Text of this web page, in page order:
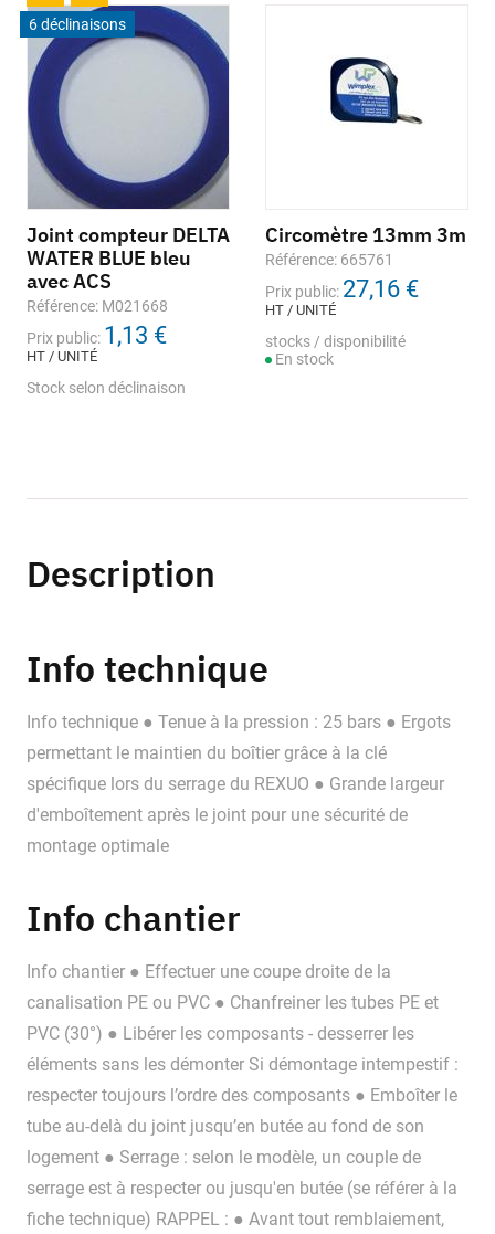
6 déclinaisons
Joint compteur DELTA
WATER BLUE bleu
avec ACS
Référence: M021668
Prix public: 1,13 €
HT / UNITÉ
Stock selon déclinaison
Circomètre 13mm 3m
Référence: 665761
Prix public: 27,16 €
HT / UNITÉ
stocks / disponibilité
En stock
Description
Info technique
Info technique ● Tenue à la pression : 25 bars ● Ergots
permettant le maintien du boîtier grâce à la clé
spécifique lors du serrage du REXUO ● Grande largeur
d'emboîtement après le joint pour une sécurité de
montage optimale
Info chantier
Info chantier ● Effectuer une coupe droite de la
canalisation PE ou PVC ● Chanfreiner les tubes PE et
PVC (30°) ● Libérer les composants - desserrer les
éléments sans les démonter Si démontage intempestif :
respecter toujours l’ordre des composants ● Emboîter le
tube au-delà du joint jusqu’en butée au fond de son
logement ● Serrage : selon le modèle, un couple de
serrage est à respecter ou jusqu'en butée (se référer à la
fiche technique) RAPPEL : ● Avant tout remblaiement,